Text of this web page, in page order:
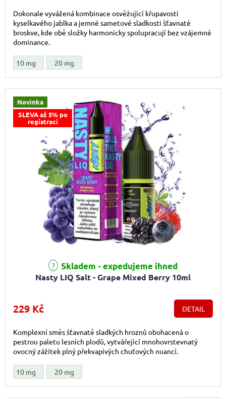
Dokonale vyvážená kombinace osvěžující křupavosti
kyselkavého jablka a jemné sametové sladkosti šťavnaté
broskve, kde obě složky harmonicky spolupracují bez vzájemné
dominance.
10 mg 20 mg
Novinka
SLEVA až 5% po
registraci
Nasty LIQ Salt - Grape Mixed Berry 10ml
Skladem - expedujeme ihned
229 Kč DETAIL
Komplexní směs šťavnatě sladkých hroznů obohacená o
pestrou paletu lesních plodů, vytvářející mnohovrstevnatý
ovocný zážitek plný překvapivých chuťových nuancí.
10 mg 20 mg